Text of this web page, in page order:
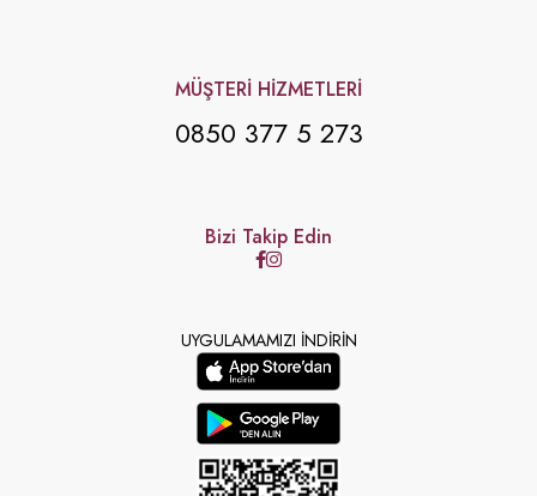
MÜŞTERİ HİZMETLERİ
0850 377 5 273
Bizi Takip Edin
UYGULAMAMIZI İNDİRİN